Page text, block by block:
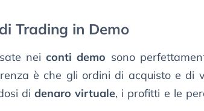
Trading in Demo
neiconti demo sono
è che gli ordini di acquisto e di
didenaro virtuale, i profitti e le